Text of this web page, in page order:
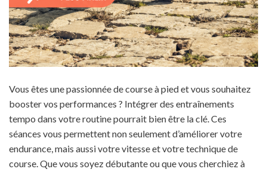
Vous êtes une passionnée de course à pied et vous souhaitez
booster vos performances ? Intégrer des entraînements
tempo dans votre routine pourrait bien être la clé. Ces
séances vous permettent non seulement d’améliorer votre
endurance, mais aussi votre vitesse et votre technique de
course. Que vous soyez débutante ou que vous cherchiez à